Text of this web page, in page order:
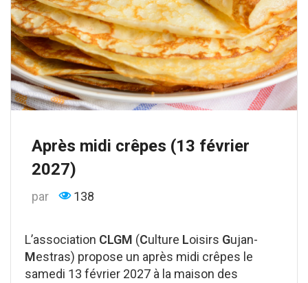
Après midi crêpes (13 février
2027)
par 138
L’association CLGM (Culture Loisirs Gujan-
Mestras) propose un après midi crêpes le
samedi 13 février 2027 à la maison des